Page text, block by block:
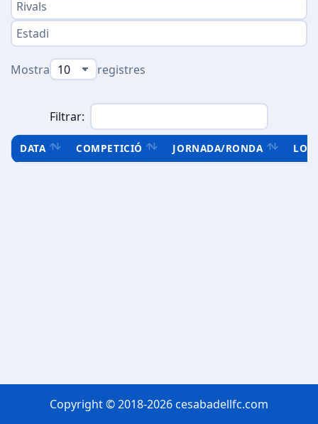
Mostra registres
Filtrar:
DATA COMPETICIÓ JORNADA/RONDA
Copyright © 2018-2026 cesabadellfc.com